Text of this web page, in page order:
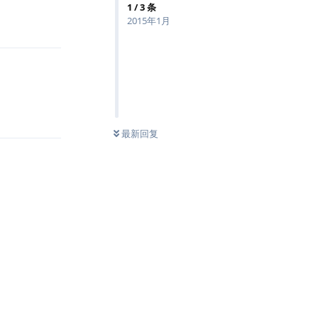
1 /3条
2015年1月
最新回复